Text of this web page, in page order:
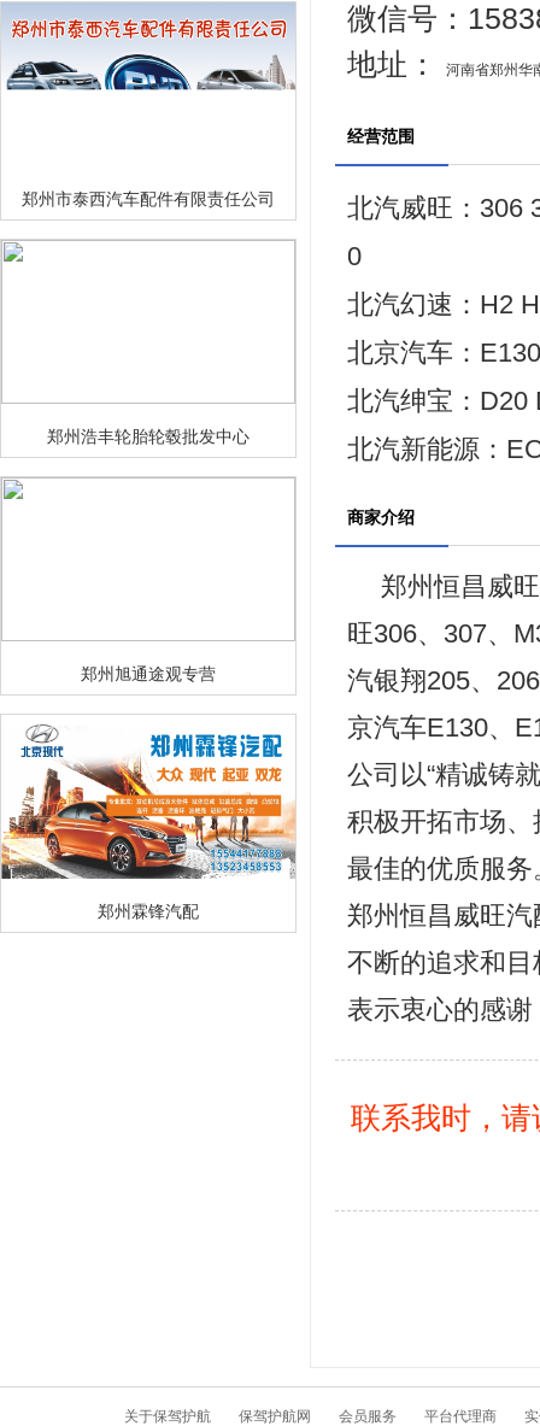
郑州市泰西汽车配件有限责任公司
郑州浩丰轮胎轮毂批发中心
郑州旭通途观专营
郑州霖锋汽配
微信号：
地址：
河南省郑州华
经营范围
北汽威旺：306
0
北汽幻速：H2
北京汽车：
北汽绅宝：
北汽新能源：
商家介绍
郑州恒昌威
旺306、307、
汽银翔205、
京汽车E130、
公司以“精诚铸
积极开拓市场
最佳的优质服
郑州恒昌威旺汽
不断的追求和
表示衷心的感
联系我时，